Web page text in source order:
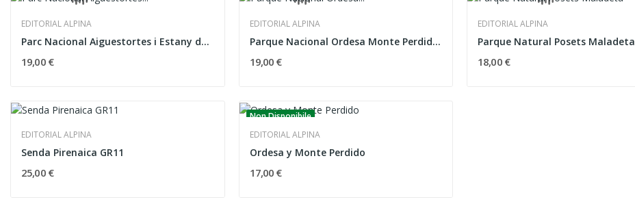
EDITORIAL ALPINA
Parc Nacional Aiguestortes i Estany de Sant...
19,00 €
EDITORIAL ALPINA
Parque Nacional Ordesa Monte Perdido. Set di 2...
19,00 €
EDITORIAL ALPINA
Parque Natural Posets Maladeta
18,00 €
EDITORIAL ALPINA
Senda Pirenaica GR11
25,00 €
Non Disponibile
EDITORIAL ALPINA
Ordesa y Monte Perdido
17,00 €